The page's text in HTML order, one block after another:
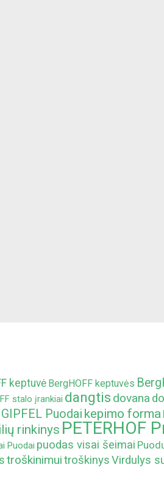
keptuvė BergHOFF keptuvės
stalo įrankiai dangtis dovana
GIPFEL Puodai kepimo forma
rinkinys PETERHOF
Puodai puodas visai šeimai
troškinimuitroškinysVirdulys